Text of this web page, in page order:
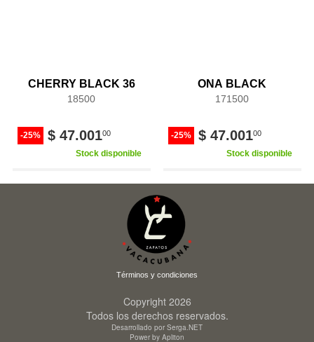
CHERRY BLACK 36
18500
-25% $ 47.00100
Stock disponible
ONA BLACK
171500
-25% $ 47.00100
Stock disponible
Términos y condiciones
Copyright 2026
Todos los derechos reservados.
Desarrollado por Serga.NET
Power by Apliton